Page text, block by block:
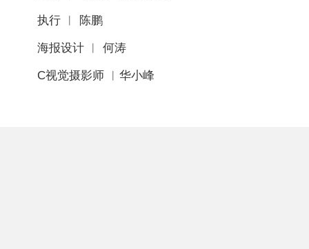
执行 ︱ 陈鹏
海报设计 ︱ 何涛
C视觉摄影师 ︱华小峰